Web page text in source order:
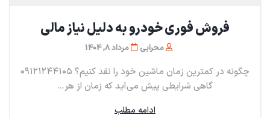
فروش فوری خودرو به دلیل نیاز مالی
محرابی مرداد 8, 1404
چگونه در کمترین زمان ماشین خود را نقد کنیم؟ ۰۹۱۲۱۲۴۴۱۰۵
گاهی شرایطی پیش می‌آید که زمان از هر...
ادامه مطلب